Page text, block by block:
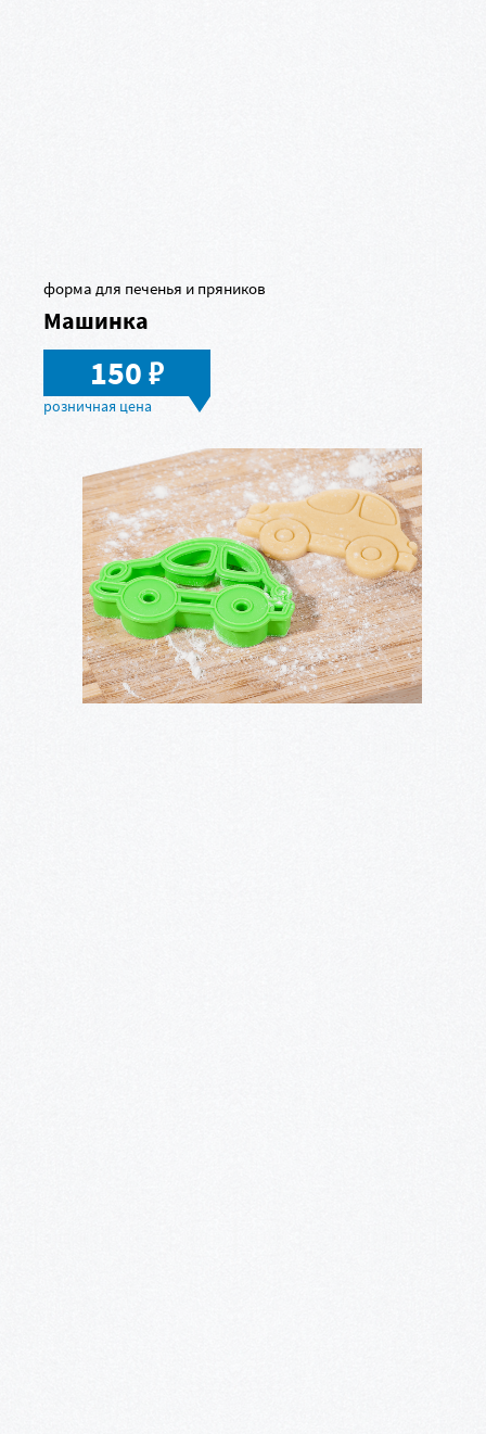
форма для печенья и пряников
Машинка
150в